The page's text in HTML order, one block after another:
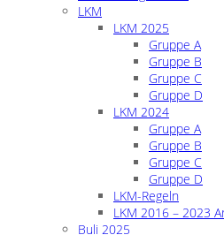
LKM
LKM 2025
Gruppe A
Gruppe B
Gruppe C
Gruppe D
LKM 2024
Gruppe A
Gruppe B
Gruppe C
Gruppe D
LKM-Regeln
LKM 2016 – 2023
Buli 2025